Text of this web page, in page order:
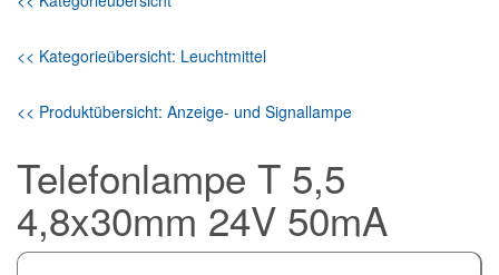
<< Kategorieübersicht: Leuchtmittel
<< Produktübersicht: Anzeige- und Signallampe
Telefonlampe T 5,5
4,8x30mm 24V 50mA